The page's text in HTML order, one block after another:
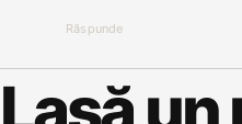
Răspunde